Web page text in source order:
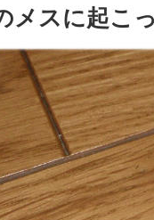
メスに起こ